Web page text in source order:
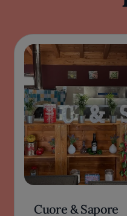
Cuore & Sapore